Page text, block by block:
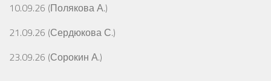
10.09.26 (Полякова А.)
21.09.26 (Сердюкова С.)
23.09.26 (Сорокин А.)